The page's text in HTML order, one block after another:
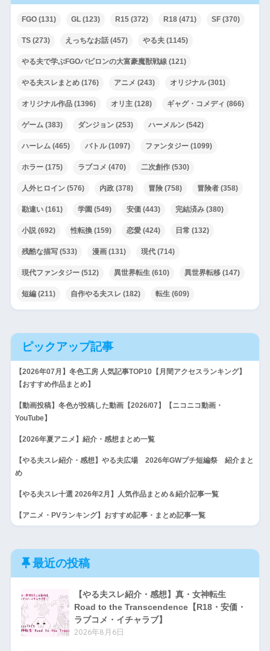
FGO(131) GL(123) R15(372) R18(471) SF(370)
TS(273) えっちなお話(457) やる夫(1145)
やる夫で学ぶFGOバビロンの大富豪魔獣戦線(121)
やる夫スレまとめ(176) アニメ (243) オリジナル(301)
オリジナル作品(1396) オリ主(128) ギャグ・コメディ (866)
ゲーム (383) ダンジョン(253) ハーメルン(542)
ハーレム (465) バトル(1097) ファンタジー(1099)
ホラー(175) ラブコメ (470) 二次創作(530)
人外ヒロイン(576) 内政(378) 冒険(758) 冒険者(358)
勘違い(161) 学園 (549) 安価(443) 完結済み(380)
小説(692) 性転換(159) 恋愛(424) 日常 (132)
残酷な描写(533) 漫画(131) 現代(714)
現代ファンタジー(512) 異世界転生(610) 異世界転移(147)
短編(211) 自作やる夫スレ (182) 転生(609)
ピックアップ記事
【2026年07月】冬色工房 人気記事TOP10【月間アクセスランキング】
【おすすめ作品まとめ】
【動画投稿】冬色が投稿した動画【2026/07】【ニコニコ動画・
YouTube】
【2026年夏アニメ】紹介・感想まとめ一覧
【やる夫スレ紹介・感想】やる夫広場 2026年GWプチ短編祭 紹介まと
め
【やる夫スレ十選 2026年2月】人気作品まとめ＆紹介記事一覧
【アニメ・PVランキング】おすすめ記事・まとめ記事一覧
最近の投稿
【やる夫スレ紹介・感想】真・女神転生
Road to the Transcendence【R18・安価・
ラブコメ・イチャラブ】
2026年8月6日